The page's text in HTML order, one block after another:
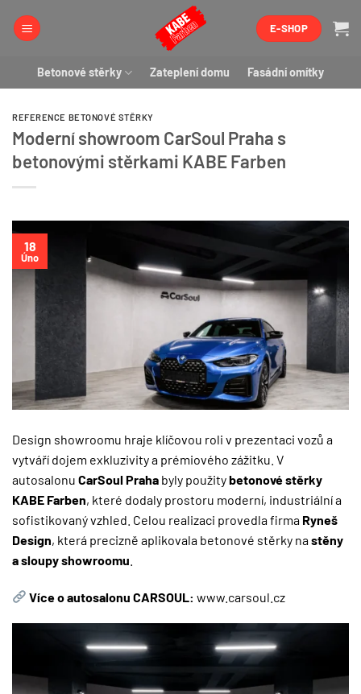
E-SHOP
Betonové stěrky Zateplení domu Fasádní omítky
REFERENCE BETONOVÉ STĚRKY
Moderní showroom CarSoul Praha s
betonovými stěrkami KABE Farben
18
Úno
Design showroomu hraje klíčovou roli v prezentaci vozů a
vytváří dojem exkluzivity a prémiového zážitku. V
autosalonu CarSoul Praha byly použitybetonové stěrky
KABE Farben, které dodaly prostoru moderní, industriální a
sofistikovaný vzhled. Celou realizaci provedla firma Ryneš
Design, která precizně aplikovala betonové stěrky nastěny
a sloupy showroomu
Více o autosalonu CARSOUL: www.carsoul.cz